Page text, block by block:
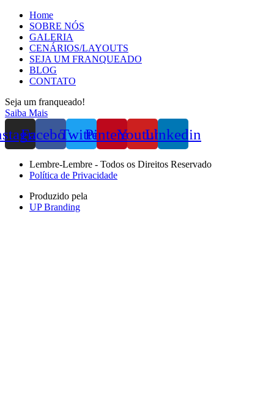
Home
SOBRE NÓS
GALERIA
CENÁRIOS/LAYOUTS
SEJA UM FRANQUEADO
BLOG
CONTATO
Seja um franqueado!
Saiba Mais
FacebookTwitterPinterestYoutubeLinkedin
Lembre-Lembre - Todos os Direitos Reservado
Política de Privacidade
Produzido pela
UP Branding